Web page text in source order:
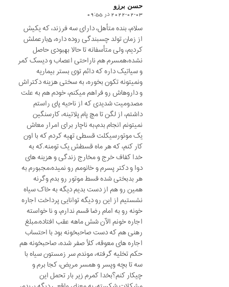
حسن برزو
says:
2022-02-03 در 09:55
سلام، بنده متأهل، دارای سه فرزند، که یکیش
از زمان تولد چسبندگی روده داره، 5بارعملش
کردیم، ولی متأسفانه تا حالا بهبودی حاصل
نشده،همسرم هم ناراحتی اعصاب و دیسک کمر
و سیاتیک داره که دائم توی بستر بیماریه
ونمیتونه تکون بخوره، به سختی هزینه دکتراش
و داروهاش رو فراهم میکنم، خودم هم به علت
مصدومیت شدیدی که از ناحیه پای راستم
داشتم، از لگن تا مچ پام پلاتینه، کارسنگین
نمیتونم انجام بدم،به ناچار برای امرار معاش
یک موتورسیکلت قسطی تهیه کردم که با اون
کار کنم، که هر ماه قسطش یک تومنه.که به
خدا کفاف خرج و مخارج زندگی و هزینه های
دوا و دکتر پسرم و خانومم رو نمیده،مجبورم به
هر بدبختی شده قسط موتور رو بدم وگرنه
همین رو هم از دست بدیم دیگه به خاک سیاه
نشستیم از این رو دیگه توانایی پرداخت اجاره
خونه رو به امام رضا قسم ندارم، و نا خواسته
اجاره خونم الآن شش ماهه عقب افتاده،مبلغ
رهنی هم که دست صاحبخونه بود با احتساب
اجاره های معوقه، کلأ صفر شده، صاحبخونه هم
حکم تخلیه گرفته، موندم سر زمستون سیاه با
سه تا بچه وپسر و همسر مریض، کجا برم و
چیکار کنم؟بخدا کمرم زیر بار تحمل این